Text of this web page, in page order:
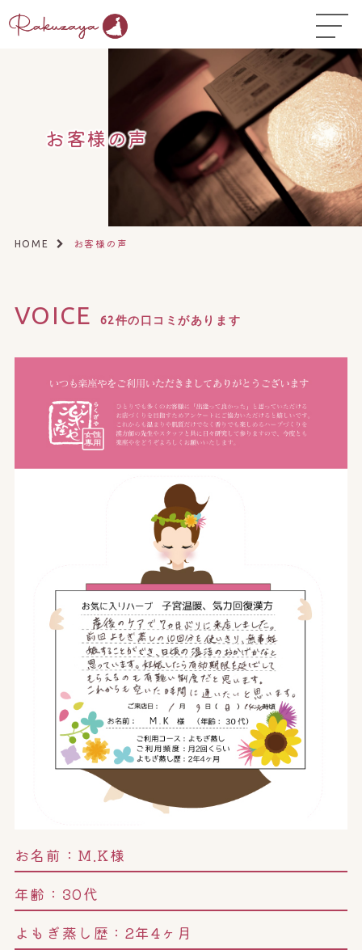
TOP
▼
よくある質問
お悩み温活ガイド▼
店舗一覧▼
開業サポート▼
お客様の声
HOME お客様の声
VOICE 62件の口コミがあります
お名前： M.K様
年齢： 30代
よもぎ蒸し歴： 2年4ヶ月